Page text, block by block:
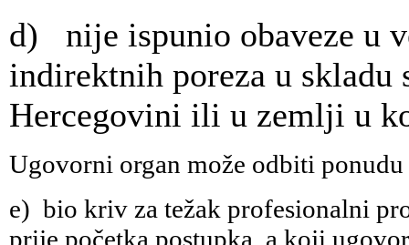
d) nije ispunio obaveze u
indirektnih poreza u skladu
Hercegovini ili u zemlji u
Ugovorni organ može odbiti
e) bio kriv za težak profesionalni
prije početka postupka, a koji